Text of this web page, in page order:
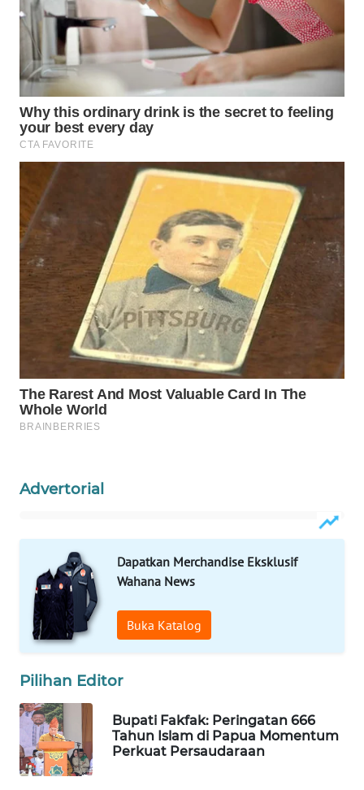
Advertorial
Dapatkan Merchandise Eksklusif
Wahana News
Buka Katalog
Pilihan Editor
Bupati Fakfak: Peringatan 666
Tahun Islam di Papua Momentum
Perkuat Persaudaraan
WAHANA
HEALTH
WAHANA
DESA
WISATA
LAPAK
WAHANA
Wahana
Network
KONSUMEN
LISTRIK
MASYARAKAT
KELISTRIKAN
WALINKI
ID
ID
NET
PLN
WATCH
MKLI
LPKKI
LKKI
KOPEKLIN